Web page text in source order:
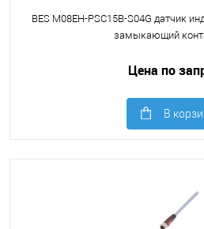
BES M08EH-PSC15B-S04G датчик
замыкающий
Цена по
В